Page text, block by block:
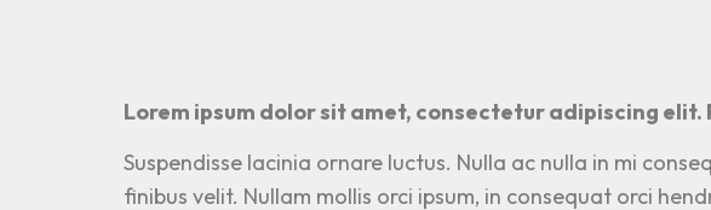
Lorem ipsum dolor sit amet, consectetur adipiscing
Suspendisse lacinia ornare luctus. Nulla ac nulla in mi
finibus velit. Nullam mollis orci ipsum, in consequat orci